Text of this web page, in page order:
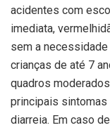
acidentes com
imediata,
sem a
crianças de até 7
quadros
principais sintomas
diarreia. Em caso